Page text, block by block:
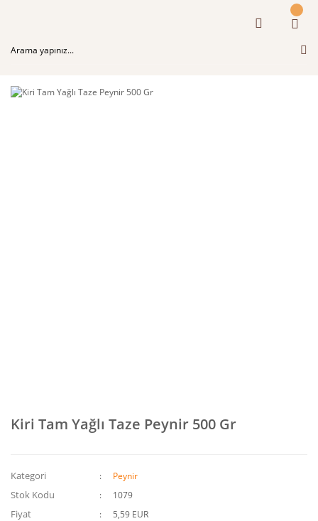
Kiri Tam Yağlı Taze Peynir 500 Gr
Kategori Peynir
Stok Kodu 1079
Fiyat 5,59 EUR